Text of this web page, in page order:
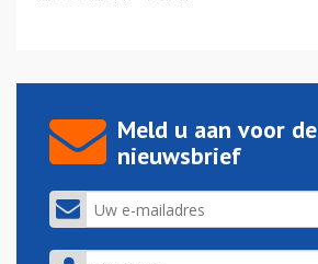
Meld u aan voor de
nieuwsbrief